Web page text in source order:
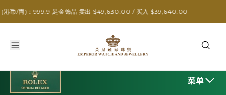
999.9 足金饰品 卖出 $49,630.00 / 买入 $39,640.00
菜单